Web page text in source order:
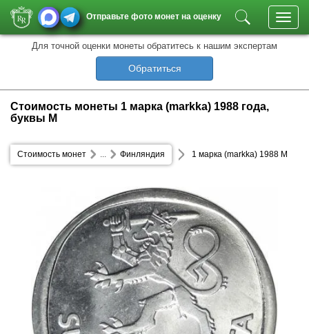
Отправьте фото монет на оценку
Для точной оценки монеты обратитесь к нашим экспертам
Обратиться
Стоимость монеты 1 марка (markka) 1988 года,
буквы М
Стоимость монет Финляндия
... 1 марка (markka) 1988 М